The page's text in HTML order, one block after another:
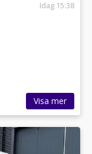
Idag 15:38
Visa mer